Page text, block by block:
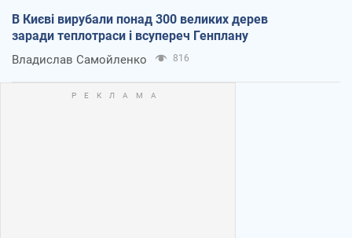
В Києві вирубали понад 300 великих дерев
заради теплотраси і всупереч Генплану
Владислав Самойленко 816